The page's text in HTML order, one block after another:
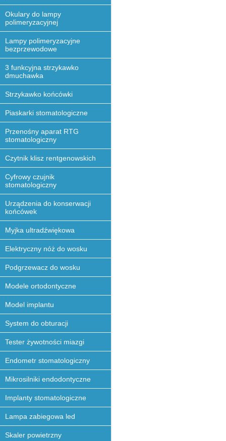
Okulary do lampy
polimeryzacyjnej
Lampy polimeryzacyjne
bezprzewodowe
3 funkcyjna strzykawko
dmuchawka
Strzykawko końcówki
Piaskarki stomatologiczne
Przenośny aparat RTG
stomatologiczny
Czytnik klisz rentgenowskich
Cyfrowy czujnik
stomatologiczny
Urządzenia do konserwacji
końcówek
Myjka ultradźwiękowa
Elektryczny nóż do wosku
Podgrzewacz do wosku
Modele ortodontyczne
Model implantu
System do obturacji
Tester żywotności miazgi
Endometr stomatologiczny
Mikrosilniki endodontyczne
Implanty stomatologiczne
Lampa zabiegowa led
Skaler powietrzny